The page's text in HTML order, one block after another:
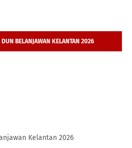
DUN BELANJAWAN KELANTAN 2026
Kelantan 2026